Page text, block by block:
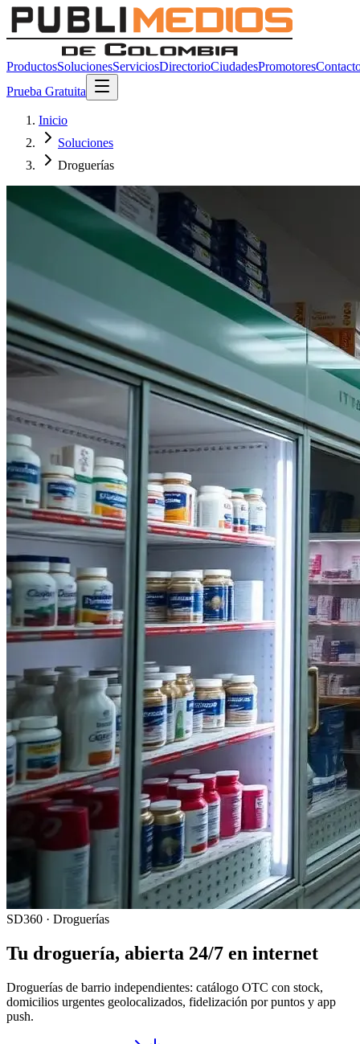
ProductosSolucionesServiciosDirectorioCiudadesPromotores
Prueba Gratuita
Inicio
Soluciones
Droguerías
SD360 · Droguerías
Tu droguería, abierta 24/7 en internet
Droguerías de barrio independientes: catálogo OTC con stock,
domicilios urgentes geolocalizados, fidelización por puntos y app
push.